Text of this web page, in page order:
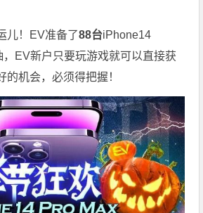
儿！EV准备了88台iPhone14
，EV新户只要玩游戏就可以直接获
的机会，必须得把握！